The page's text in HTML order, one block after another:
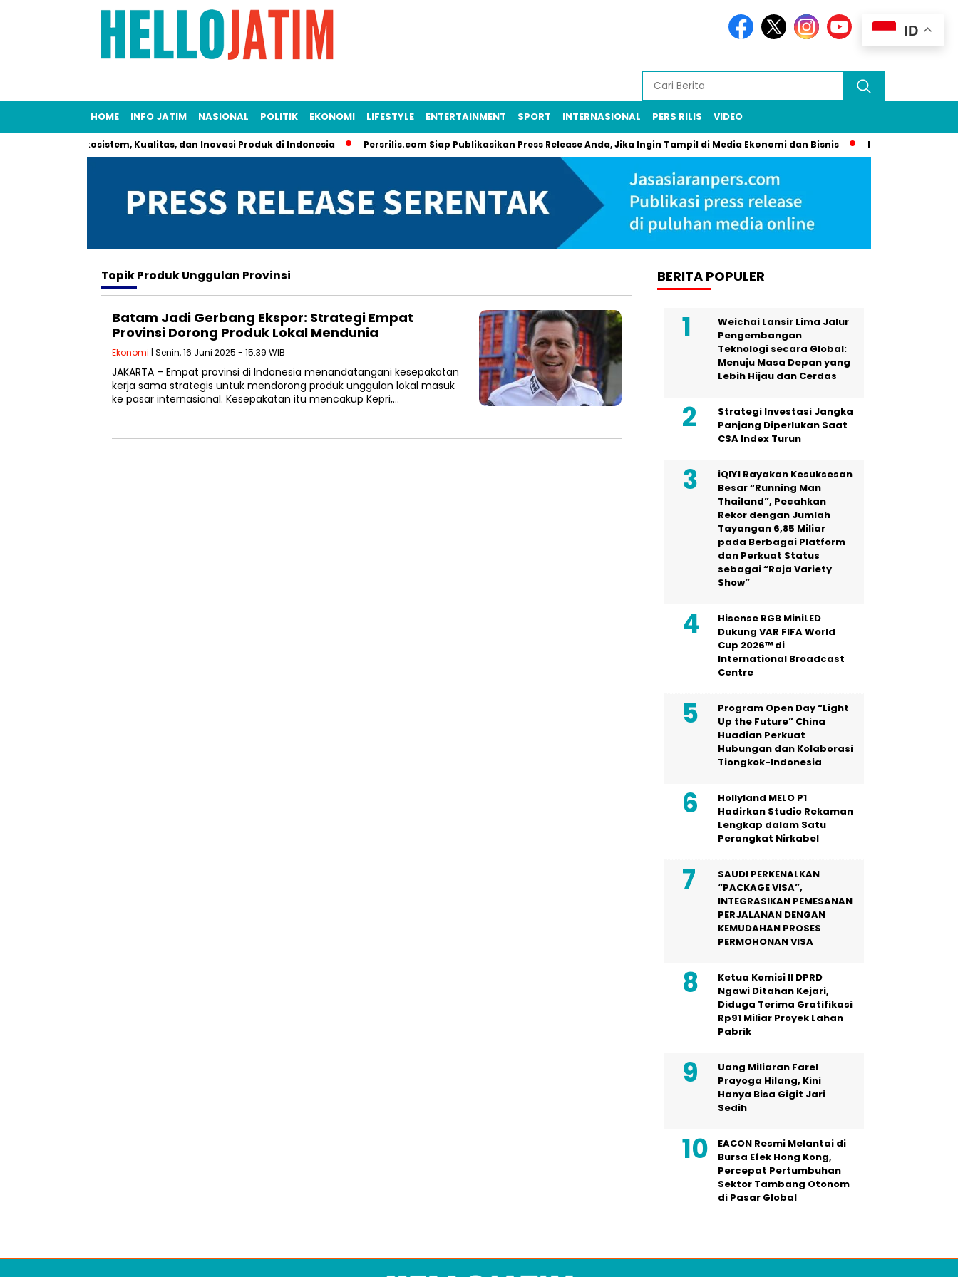
HOME INFO JATIM NASIONAL POLITIK EKONOMI LIFESTYLE ENTERTAINMENT SPORT INTERNASIONAL PERS RILIS VIDEO
Perkenalkan Ekosistem, Kualitas, dan Inovasi Produk di Indonesia Persrilis.com Siap Publikasikan Press Release Anda, Jika Ingin Tampil di Media Ekonomi dan Bisnis Komunikasi Strategis
TopikProduk Unggulan Provinsi
Batam Jadi Gerbang Ekspor: Strategi Empat
Provinsi Dorong Produk Lokal Mendunia
Ekonomi | Senin, 16 Juni 2025 - 15:39 WIB
JAKARTA – Empat provinsi di Indonesia menandatangani kesepakatan
kerja sama strategis untuk mendorong produk unggulan lokal masuk
ke pasar internasional. Kesepakatan itu mencakup Kepri,…
BERITA POPULER
Weichai Lansir Lima Jalur
Pengembangan
Teknologi secara Global:
Menuju Masa Depan yang
Lebih Hijau dan Cerdas
Strategi Investasi Jangka
Panjang Diperlukan Saat
CSA Index Turun
iQIYI Rayakan Kesuksesan
Besar “Running Man
Thailand”, Pecahkan
Rekor dengan Jumlah
Tayangan 6,85 Miliar
pada Berbagai Platform
dan Perkuat Status
sebagai “Raja Variety
Show”
Hisense RGB MiniLED
Dukung VAR FIFA World
Cup 2026™ di
International Broadcast
Centre
Program Open Day “Light
Up the Future” China
Huadian Perkuat
Hubungan dan Kolaborasi
Tiongkok-Indonesia
Hollyland MELO P1
Hadirkan Studio Rekaman
Lengkap dalam Satu
Perangkat Nirkabel
SAUDI PERKENALKAN
“PACKAGE VISA”,
INTEGRASIKAN PEMESANAN
PERJALANAN DENGAN
KEMUDAHAN PROSES
PERMOHONAN VISA
Ketua Komisi II DPRD
Ngawi Ditahan Kejari,
Diduga Terima Gratifikasi
Rp91 Miliar Proyek Lahan
Pabrik
Uang Miliaran Farel
Prayoga Hilang, Kini
Hanya Bisa Gigit Jari
Sedih
EACON Resmi Melantai di
Bursa Efek Hong Kong,
Percepat Pertumbuhan
Sektor Tambang Otonom
di Pasar Global
ID